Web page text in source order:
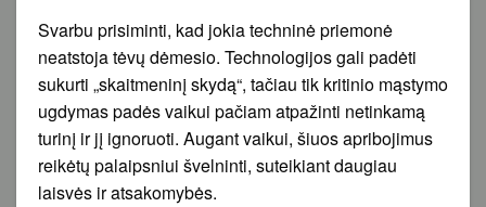
Svarbu prisiminti, kad jokia techninė priemonė
neatstoja tėvų dėmesio. Technologijos gali padėti
sukurti „skaitmeninį skydą“, tačiau tik kritinio mąstymo
ugdymas padės vaikui pačiam atpažinti netinkamą
turinį ir jį ignoruoti. Augant vaikui, šiuos apribojimus
reikėtų palaipsniui švelninti, suteikiant daugiau
laisvės ir atsakomybės.